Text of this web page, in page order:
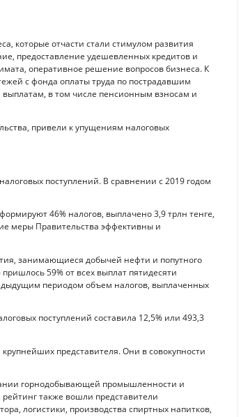
которые отчасти стали стимулом развития
предоставление удешевленных кредитов и
оперативное решение вопросов бизнеса. К
с фонда оплаты труда по пострадавшим
в том числе пенсионным взносам и
привели к упущениям налоговых
поступлений. В сравнении с 2019 годом
46% налогов, выплачено 3,9 трлн тенге,
меры Правительства эффективны и
занимающиеся добычей нефти и попутного
59% от всех выплат пятидесяти
периодом объем налогов, выплаченных
поступлений составила 12,5% или 493,3
представителя. Они в совокупности
горнодобывающей промышленности и
также вошли представители
логистики, производства спиртных напитков,